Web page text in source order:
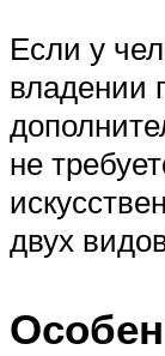
Если у
владении
не
двух